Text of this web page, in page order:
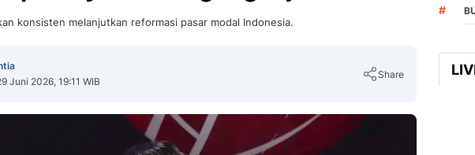
konsisten melanjutkan reformasi pasar modal Indonesia.
Juni 2026, 19:11 WIB
Share
#